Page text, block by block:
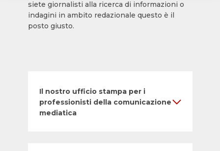
siete giornalisti alla ricerca di informazioni o
indagini in ambito redazionale questo è il
posto giusto.
Il nostro ufficio stampa per i
professionisti della comunicazione
mediatica